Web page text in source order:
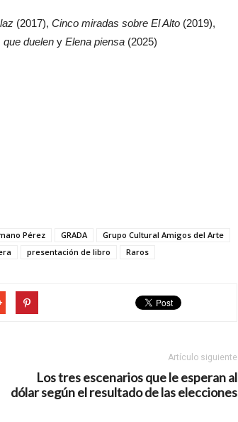
(2017), Cinco miradas sobre El Alto (2019),
que duelen y Elena piensa (2025)
Pérez GRADA
Grupo Cultural Amigos del Arte
presentación de libro Raros
Artículo siguiente
Los tres escenarios que le esperan al
dólar según el resultado de las elecciones